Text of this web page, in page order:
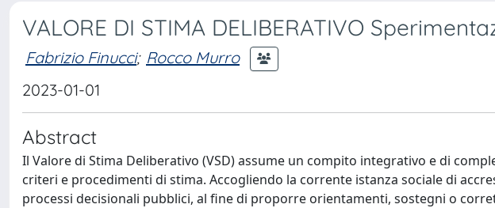
VALORE DI STIMA DELIBERATIVO
Fabrizio Finucci; Rocco Murro
2023-01-01
Abstract
Il Valore di Stima Deliberativo (VSD) assume un compito integrativo e di
criteri e procedimenti di stima. Accogliendo la corrente istanza sociale di
processi decisionali pubblici, al fine di proporre orientamenti, sostegni o